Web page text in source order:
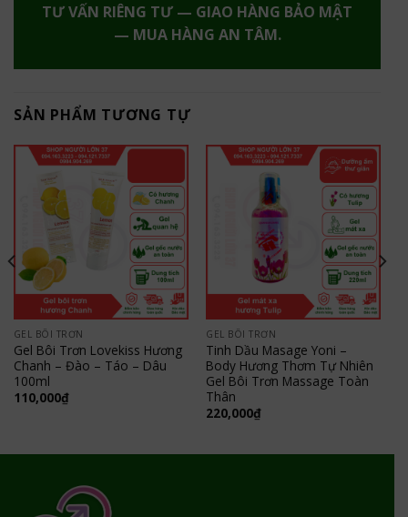
TƯ VẤN RIÊNG TƯ — GIAO HÀNG BẢO MẬT
— MUA HÀNG AN TÂM.
SẢN PHẨM TƯƠNG TỰ
GEL BÔI TRƠN
Gel Bôi Trơn Lovekiss Hương
Chanh – Đào – Táo – Dâu
100ml
110,000₫
GEL BÔI TRƠN
Tinh Dầu Masage Yoni –
Body Hương Thơm Tự Nhiên
Gel Bôi Trơn Massage Toàn
Thân
220,000₫